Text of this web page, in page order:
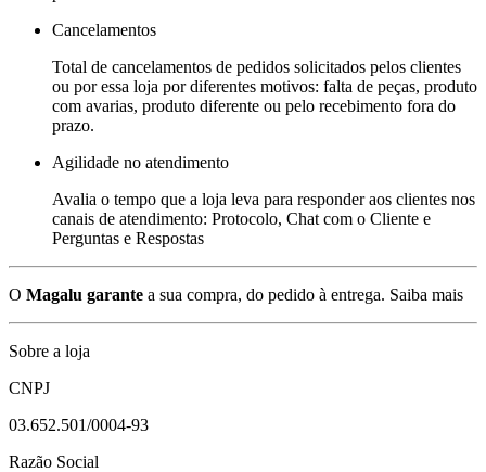
Cancelamentos
Total de cancelamentos de pedidos solicitados pelos clientes
ou por essa loja por diferentes motivos: falta de peças, produto
com avarias, produto diferente ou pelo recebimento fora do
prazo.
Agilidade no atendimento
Avalia o tempo que a loja leva para responder aos clientes nos
canais de atendimento: Protocolo, Chat com o Cliente e
Perguntas e Respostas
O Magalu garante a sua compra, do pedido à entrega. Saiba mais
Sobre a loja
CNPJ
03.652.501/0004-93
Razão Social